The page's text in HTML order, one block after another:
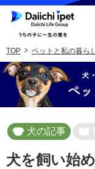
TOP ペットと私の暮ら
犬の記事
犬を飼い始